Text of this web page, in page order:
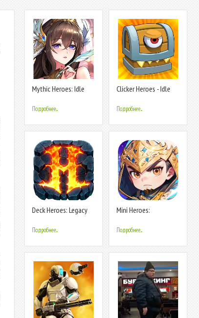
Mythic Heroes: Idle
Подробнее...
Clicker Heroes - Idle
Подробнее...
Deck Heroes: Legacy
Подробнее...
Mini Heroes:
Подробнее...